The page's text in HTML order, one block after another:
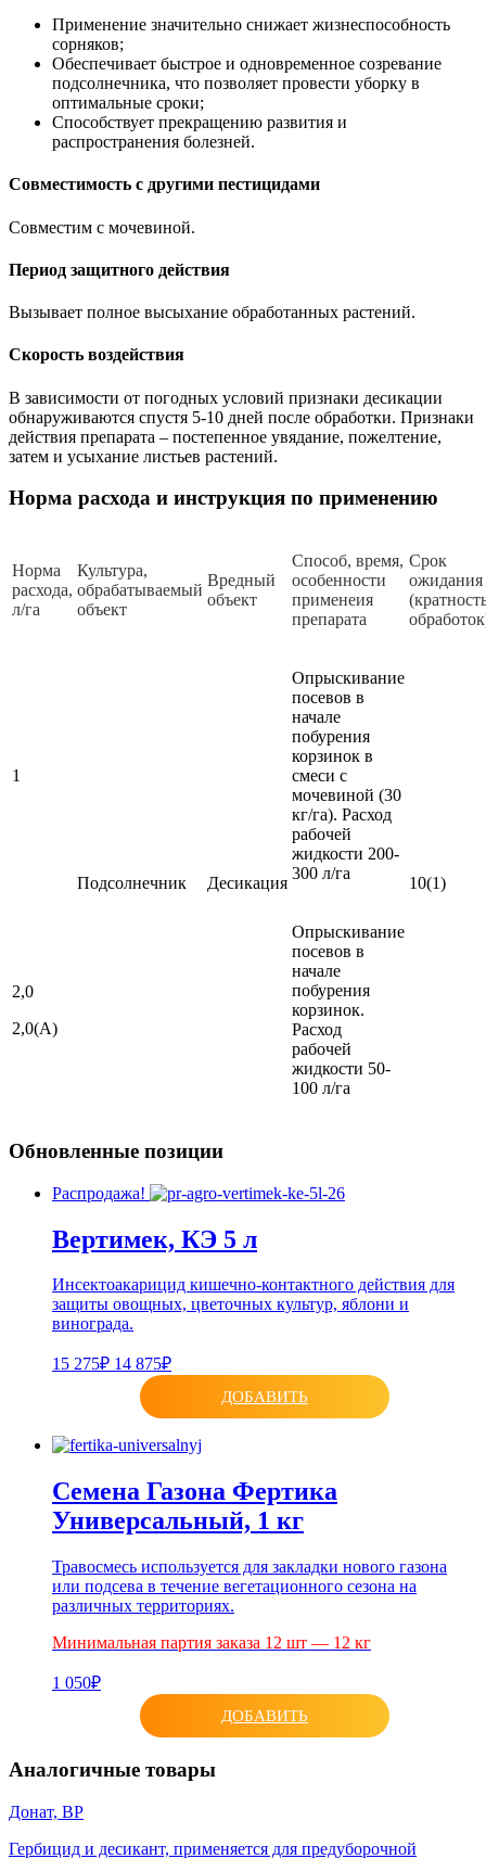
Применение значительно снижает жизнеспособность
сорняков;
Обеспечивает быстрое и одновременное созревание
подсолнечника, что позволяет провести уборку в
оптимальные сроки;
Способствует прекращению развития и
распространения болезней.
Совместимость с другими пестицидами
Совместим с мочевиной.
Период защитного действия
Вызывает полное высыхание обработанных растений.
Скорость воздействия
В зависимости от погодных условий признаки десикации
обнаруживаются спустя 5-10 дней после обработки. Признаки
действия препарата – постепенное увядание, пожелтение,
затем и усыхание листьев растений.
Норма расхода и инструкция по применению
Норма
расхода,
л/га
Культура,
обрабатываемый
объект
Вредный
объект
Способ, время,
особенности
применеия
препарата
Срок
ожидания
1
Подсолнечник Десикация
Опрыскивание
посевов в
начале
побурения
корзинок в
смеси с
мочевиной (30
кг/га). Расход
рабочей
жидкости 200-
300 л/га
10(1)
2,0
2,0(А)
Опрыскивание
посевов в
начале
побурения
корзинок.
Расход
рабочей
жидкости 50-
100 л/га
Обновленные позиции
Распродажа!
Вертимек, КЭ 5 л
Инсектоакарицид кишечно-контактного действия для
защиты овощных, цветочных культур, яблони и
винограда.
15 275₽ 14 875₽
ДОБАВИТЬ
Семена Газона Фертика
Универсальный, 1 кг
Травосмесь используется для закладки нового газона
или подсева в течение вегетационного сезона на
различных территориях.
Минимальная партия заказа 12 шт — 12 кг
1 050₽
ДОБАВИТЬ
Аналогичные товары
Донат, ВР
Гербицид и десикант, применяется для предуборочной